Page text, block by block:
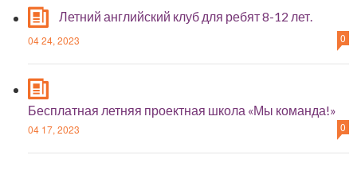
Летний английский клуб для ребят 8-12 лет.
04 24, 2023 0
Бесплатная летняя проектная школа «Мы команда!»
04 17, 2023 0